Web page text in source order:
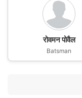
रोवमन पोवैल
Batsman